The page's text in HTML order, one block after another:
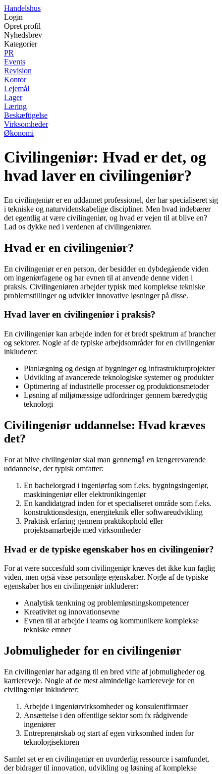
Handelshus
Login
Opret profil
Nyhedsbrev
Kategorier
PR
Events
Revision
Kontor
Lejemål
Lager
Læring
Beskæftigelse
Virksomheder
Økonomi
Civilingeniør: Hvad er det, og
hvad laver en civilingeniør?
En civilingeniør er en uddannet professionel, der har specialiseret sig
i tekniske og naturvidenskabelige discipliner. Men hvad indebærer
det egentlig at være civilingeniør, og hvad er vejen til at blive en?
Lad os dykke ned i verdenen af civilingeniører.
Hvad er en civilingeniør?
En civilingeniør er en person, der besidder en dybdegående viden
om ingeniørfagene og har evnen til at anvende denne viden i
praksis. Civilingeniøren arbejder typisk med komplekse tekniske
problemstillinger og udvikler innovative løsninger på disse.
Hvad laver en civilingeniør i praksis?
En civilingeniør kan arbejde inden for et bredt spektrum af brancher
og sektorer. Nogle af de typiske arbejdsområder for en civilingeniør
inkluderer:
Planlægning og design af bygninger og infrastrukturprojekter
Udvikling af avancerede teknologiske systemer og produkter
Optimering af industrielle processer og produktionsmetoder
Løsning af miljømæssige udfordringer gennem bæredygtig
teknologi
Civilingeniør uddannelse: Hvad kræves
det?
For at blive civilingeniør skal man gennemgå en længerevarende
uddannelse, der typisk omfatter:
En bachelorgrad i ingeniørfag som f.eks. bygningsingeniør,
maskiningeniør eller elektronikingeniør
En kandidatgrad inden for et specialiseret område som f.eks.
konstruktionsdesign, energiteknik eller softwareudvikling
Praktisk erfaring gennem praktikophold eller
projektsamarbejde med virksomheder
Hvad er de typiske egenskaber hos en civilingeniør?
For at være succesfuld som civilingeniør kræves det ikke kun faglig
viden, men også visse personlige egenskaber. Nogle af de typiske
egenskaber hos en civilingeniør inkluderer:
Analytisk tænkning og problemløsningskompetencer
Kreativitet og innovationsevne
Evnen til at arbejde i teams og kommunikere komplekse
tekniske emner
Jobmuligheder for en civilingeniør
En civilingeniør har adgang til en bred vifte af jobmuligheder og
karriereveje. Nogle af de mest almindelige karriereveje for en
civilingeniør inkluderer:
Arbejde i ingeniørvirksomheder og konsulentfirmaer
Ansættelse i den offentlige sektor som fx rådgivende
ingeniører
Entreprenørskab og start af egen virksomhed inden for
teknologisektoren
Samlet set er en civilingeniør en uvurderlig ressource i samfundet,
der bidrager til innovation, udvikling og løsning af komplekse